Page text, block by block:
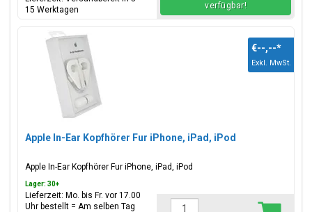
15 Werktagen
verfügbar!
Apple In-Ear Kopfhörer Fur iPhone, iPad, iPod
Apple In-Ear Kopfhörer Fur iPhone, iPad, iPod
€--,--*
Exkl. MwSt.
Lager: 30+
Lieferzeit: Mo. bis Fr. vor 17.00
Uhr bestellt = Am selben Tag